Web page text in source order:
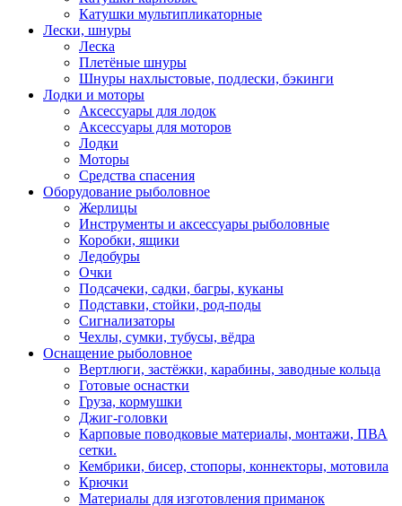
Катушки мультипликаторные
Лески, шнуры
Леска
Плетёные шнуры
Шнуры нахлыстовые, подлески, бэкинги
Лодки и моторы
Аксессуары для лодок
Аксессуары для моторов
Лодки
Моторы
Средства спасения
Оборудование рыболовное
Жерлицы
Инструменты и аксессуары рыболовные
Коробки, ящики
Ледобуры
Очки
Подсачеки, садки, багры, куканы
Подставки, стойки, род-поды
Сигнализаторы
Чехлы, сумки, тубусы, вёдра
Оснащение рыболовное
Вертлюги, застёжки, карабины, заводные кольца
Готовые оснастки
Груза, кормушки
Джиг-головки
Карповые поводковые материалы, монтажи, ПВА
сетки.
Кембрики, бисер, стопоры, коннекторы, мотовила
Крючки
Материалы для изготовления приманок